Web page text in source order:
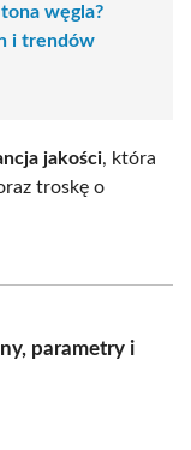
węgla?
i trendów
jakości, która
troskę o
parametry i